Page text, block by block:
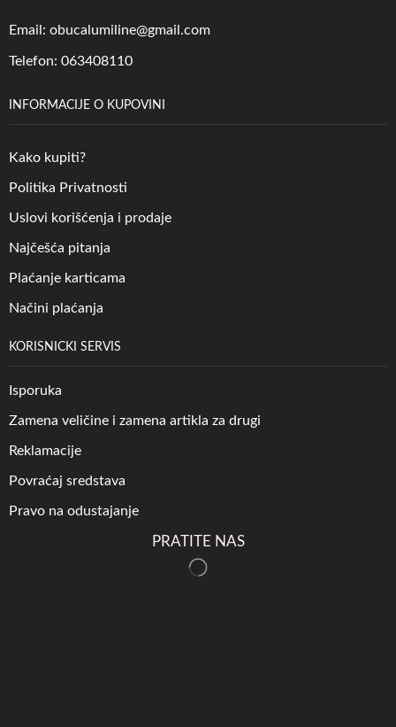
Email: obucalumiline@gmail.com
Telefon: 063408110
INFORMACIJE O KUPOVINI
Kako kupiti?
Politika Privatnosti
Uslovi korišćenja i prodaje
Najčešća pitanja
Plaćanje karticama
Načini plaćanja
KORISNICKI SERVIS
Isporuka
Zamena veličine i zamena artikla za drugi
Reklamacije
Povraćaj sredstava
Pravo na odustajanje
PRATITE NAS